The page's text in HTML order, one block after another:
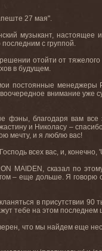
27 мая".
музыкант,
с группой.
отойти от
в будущем.
постоянные
внимание
фэны, благодаря вам
и Николасу –
мечту, и я люблю вас!
всех вас, и, конечно,
MAIDEN, сказал по
– еще дольше. Я говорю
в присутствии 90
тебе на этом последнем
что мы найдем еще